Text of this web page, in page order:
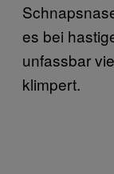
es bei
unfassbar
klimpert.